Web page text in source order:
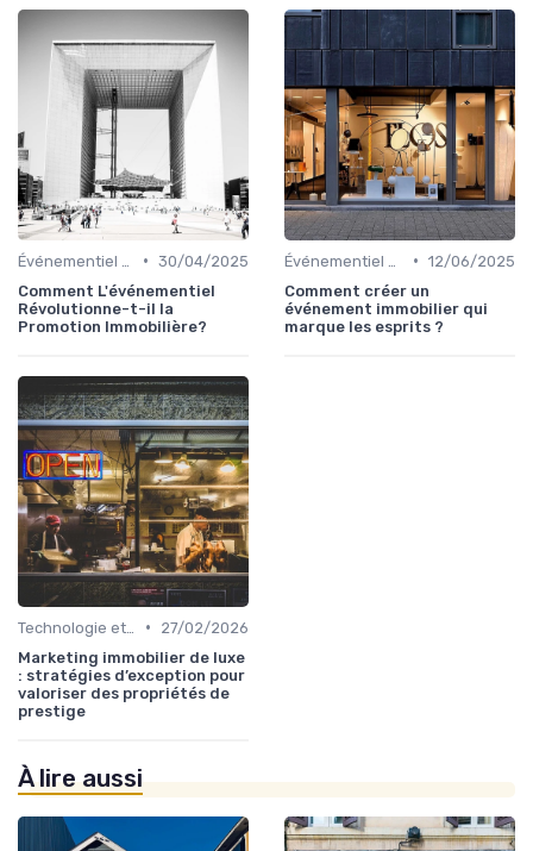
• 30/04/2025
Comment L'événementiel
Révolutionne-t-il la
Promotion Immobilière?
• 12/06/2025
Comment créer un
événement immobilier qui
marque les esprits ?
•
27/02/2026
Marketing immobilier de luxe
: stratégies d’exception pour
valoriser des propriétés de
prestige
À lire aussi